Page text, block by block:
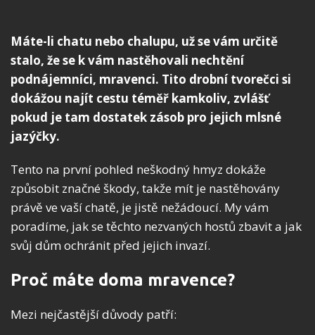
Máte-li chatu nebo chalupu, už se vám určitě
stalo, že se k vám nastěhovali nechtění
podnájemníci, mravenci. Tito drobní tvorečci si
dokážou najít cestu téměř kamkoliv, zvlášť
pokud je tam dostatek zásob pro jejich mlsné
jazýčky.
Tento na první pohled neškodný hmyz dokáže
způsobit značné škody, takže mít je nastěhovány
právě ve vaší chatě, je jistě nežádoucí. My vám
poradíme, jak se těchto nezvaných hostů zbavit a jak
svůj dům ochránit před jejich invazí.
Proč máte doma mravence?
Mezi nejčastější důvody patří: